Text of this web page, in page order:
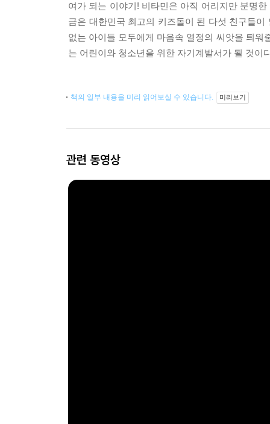
여가 되는 이야기! 비타민은 아직 어리지만 분명
금은 대한민국 최고의 키즈돌이 된 다섯 친구들
없는 아이들 모두에게 마음속 열정의 씨앗을 틔
는 어린이와 청소년을 위한 자기계발서가 될 것이
책의 일부 내용을 미리 읽어보실 수 있습니다. 미리보기
관련 동영상